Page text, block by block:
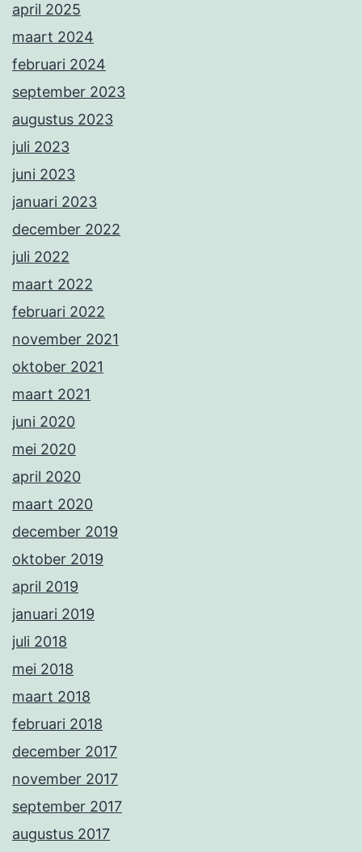
april 2025
maart 2024
februari 2024
september 2023
augustus 2023
juli 2023
juni 2023
januari 2023
december 2022
juli 2022
maart 2022
februari 2022
november 2021
oktober 2021
maart 2021
juni 2020
mei 2020
april 2020
maart 2020
december 2019
oktober 2019
april 2019
januari 2019
juli 2018
mei 2018
maart 2018
februari 2018
december 2017
november 2017
september 2017
augustus 2017